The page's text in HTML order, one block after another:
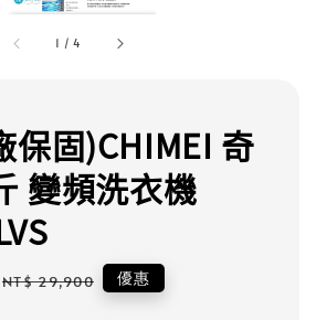
1 /4
保固)CHIMEI 奇
變頻洗衣機
Regular
NT$ 29,900 優惠